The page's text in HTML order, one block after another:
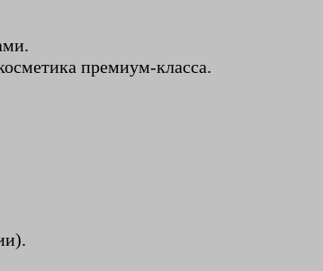
премиум-класса.